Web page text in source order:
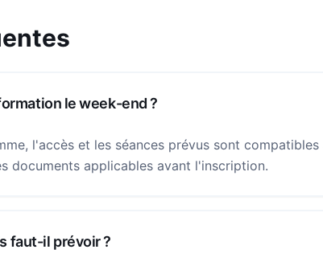
le week-end ?
l'accès et les séances prévus sont
documents applicables avant l'inscription.
faut-il prévoir ?